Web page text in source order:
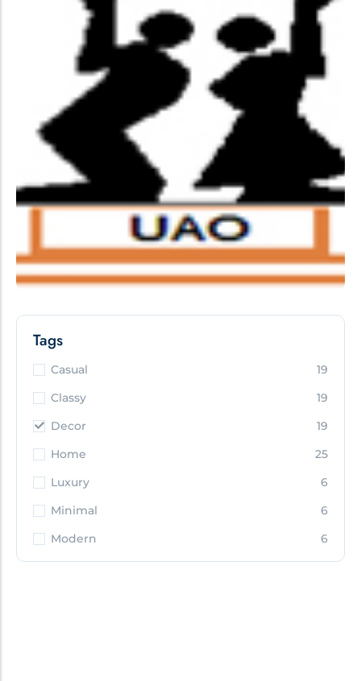
Tags
Casual
19
Classy
19
Decor
19
Home
25
Luxury
6
Minimal
6
Modern
6